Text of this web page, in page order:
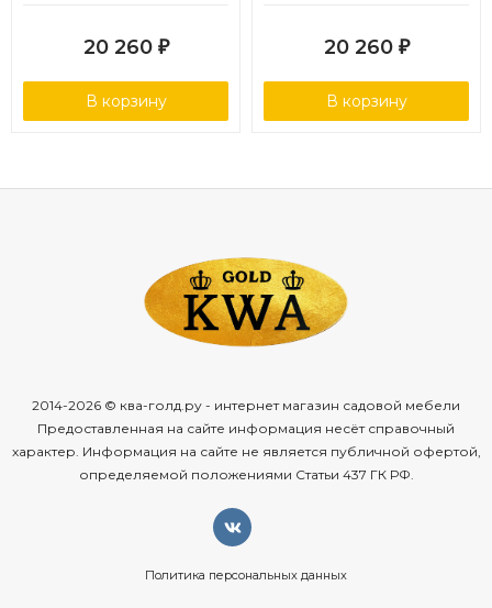
брусья-пресс)
20 260 ₽
В корзину
навесной)
20 260 ₽
В корзину
2014-2026 © ква-голд.ру - интернет магазин садовой мебели
Предоставленная на сайте информация несёт справочный
характер. Информация на сайте не является публичной офертой,
определяемой положениями Статьи 437 ГК РФ.
Политика персональных данных